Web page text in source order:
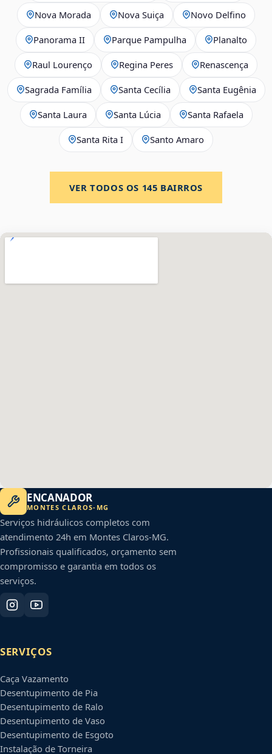
Nova Morada Nova Suiça Novo Delfino
Panorama II Parque Pampulha Planalto
Raul Lourenço Regina Peres Renascença
Sagrada Família Santa Cecília Santa Eugênia
Santa Laura Santa Lúcia Santa Rafaela
Santa Rita I Santo Amaro
VER TODOS OS 145 BAIRROS
ENCANADOR
MONTES CLAROS- MG
Serviços hidráulicos completos com
atendimento 24h em Montes Claros-MG.
Profissionais qualificados, orçamento sem
compromisso e garantia em todos os
serviços.
SERVIÇOS
Caça Vazamento
Desentupimento de Pia
Desentupimento de Ralo
Desentupimento de Vaso
Desentupimento de Esgoto
Instalação de Torneira